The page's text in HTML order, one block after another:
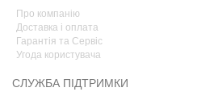
Про компанію
Доставка і оплата
Гарантія та Сервіс
Угода користувача
СЛУЖБА ПІДТРИМКИ